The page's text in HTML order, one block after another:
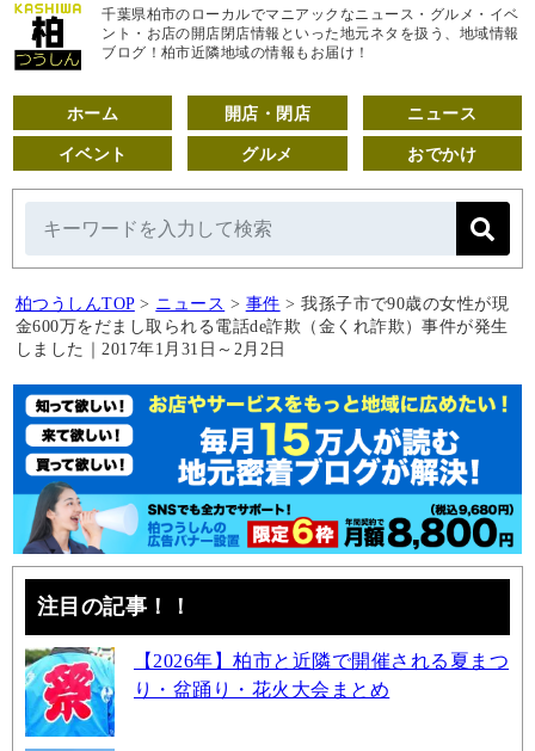
千葉県柏市のローカルでマニアックなニュース・グルメ・イベ
ント・お店の開店閉店情報といった地元ネタを扱う、地域情報
ブログ！柏市近隣地域の情報もお届け！
ホーム 開店・閉店 ニュース
イベント グルメ おでかけ
柏つうしんTOP > ニュース > 事件 > 我孫子市で90歳の女性が現
金600万をだまし取られる電話de詐欺（金くれ詐欺）事件が発生
しました｜2017年1月31日～2月2日
注目の記事！！
【2026年】柏市と近隣で開催される夏まつ
り・盆踊り・花火大会まとめ